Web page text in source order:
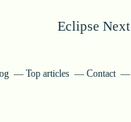
Eclipse
Top articles Contact